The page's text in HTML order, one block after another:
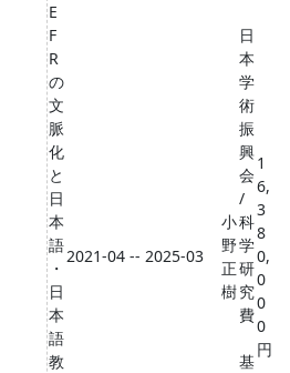
E
F
R
の
文
脈
化
と
日
本
語
・
日
本
語
教
2021-04 -- 2025-03
小
野
正
樹
日
本
学
術
振
興
会
/
科
学
研
究
費
基
1
6,
3
8
0,
0
0
0
円